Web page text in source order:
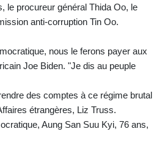
le procureur général Thida Oo, le
anti-corruption Tin Oo.
nous le ferons payer aux
Joe Biden. "Je dis au peuple
des comptes à ce régime brutal
étrangères, Liz Truss.
Aung San Suu Kyi, 76 ans,